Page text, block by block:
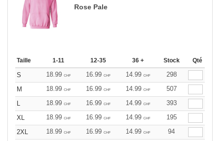
Rose Pale
Taille 1-11 12-35 36 + Stock Qté
S 18.99 CHF 16.99 CHF 14.99 CHF
298
M
18.99 CHF 16.99 CHF 14.99 CHF
507
L
18.99 CHF 16.99 CHF 14.99 CHF
393
XL
18.99 CHF 16.99 CHF 14.99 CHF
195
2XL
18.99 CHF 16.99 CHF 14.99 CHF
94